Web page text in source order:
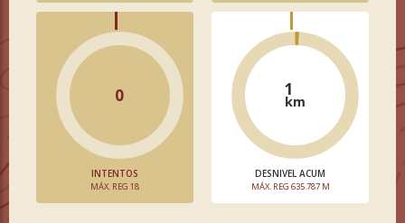
0
INTENTOS
MÁX. REG 18
1
km
DESNIVEL ACUM
MÁX. REG 635.787 M